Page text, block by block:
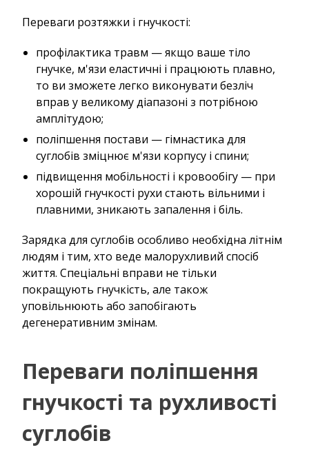
Переваги розтяжки і гнучкості:
профілактика травм — якщо ваше тіло
гнучке, м'язи еластичні і працюють плавно,
то ви зможете легко виконувати безліч
вправ у великому діапазоні з потрібною
амплітудою;
поліпшення постави — гімнастика для
суглобів зміцнює м'язи корпусу і спини;
підвищення мобільності і кровообігу — при
хорошій гнучкості рухи стають вільними і
плавними, зникають запалення і біль.
Зарядка для суглобів особливо необхідна літнім
людям і тим, хто веде малорухливий спосіб
життя. Спеціальні вправи не тільки
покращують гнучкість, але також
уповільнюють або запобігають
дегенеративним змінам.
Переваги поліпшення
гнучкості та рухливості
суглобів